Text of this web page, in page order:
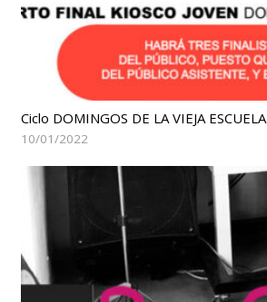
Ciclo DOMINGOS DE LA VIEJA ESCUELA
10/01/2022